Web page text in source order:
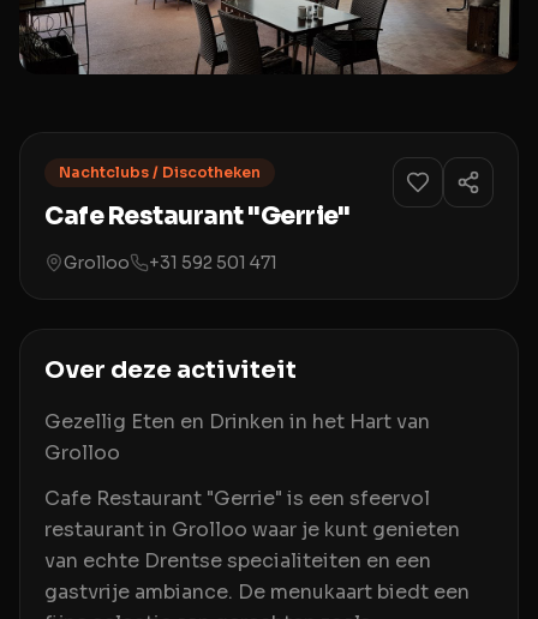
Nachtclubs / Discotheken
Cafe Restaurant "Gerrie"
Grolloo +31 592 501 471
Over deze activiteit
Gezellig Eten en Drinken in het Hart van
Grolloo
Cafe Restaurant "Gerrie" is een sfeervol
restaurant in Grolloo waar je kunt genieten
van echte Drentse specialiteiten en een
gastvrije ambiance. De menukaart biedt een